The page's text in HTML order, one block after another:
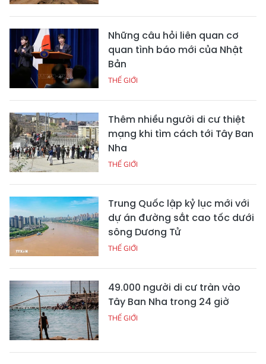
Những câu hỏi liên quan cơ
quan tình báo mới của Nhật
Bản
THẾ GIỚI
Thêm nhiều người di cư thiệt
mạng khi tìm cách tới Tây Ban
Nha
THẾ GIỚI
Trung Quốc lập kỷ lục mới với
dự án đường sắt cao tốc dưới
sông Dương Tử
THẾ GIỚI
49.000 người di cư tràn vào
Tây Ban Nha trong 24 giờ
THẾ GIỚI